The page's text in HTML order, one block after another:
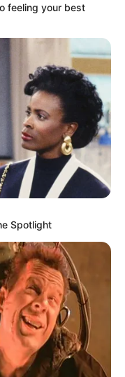
feeling your best
Spotlight